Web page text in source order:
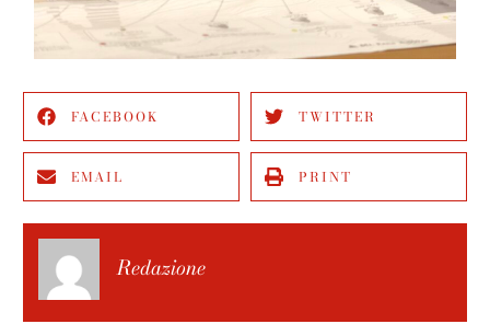
FACEBOOK TWITTER
EMAIL PRINT
Redazione